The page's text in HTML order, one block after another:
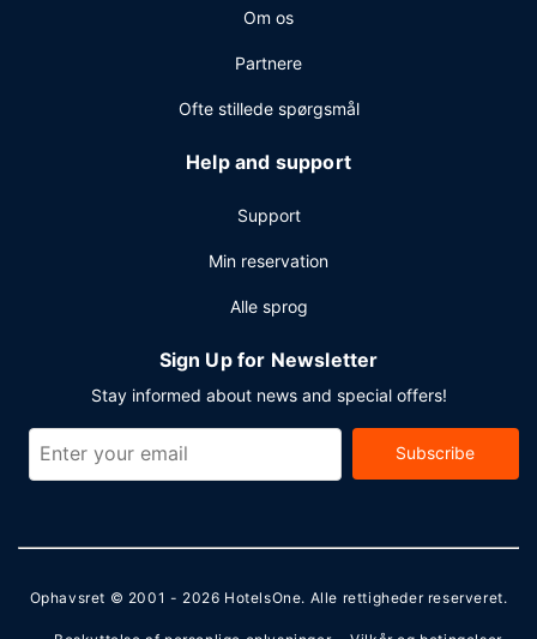
Om os
Partnere
Ofte stillede spørgsmål
Help and support
Support
Min reservation
Alle sprog
Sign Up for Newsletter
Stay informed about news and special offers!
Subscribe
Ophavsret © 2001 - 2026 HotelsOne. Alle rettigheder reserveret.